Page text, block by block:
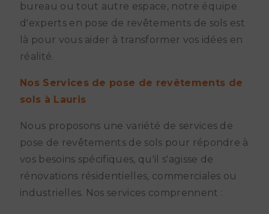
bureau ou tout autre espace, notre équipe
d'experts en pose de revêtements de sols est
là pour vous aider à transformer vos idées en
réalité.
Nos Services de pose de revêtements de
sols à Lauris
Nous proposons une variété de services de
pose de revêtements de sols pour répondre à
vos besoins spécifiques, qu'il s'agisse de
rénovations résidentielles, commerciales ou
industrielles. Nos services comprennent :